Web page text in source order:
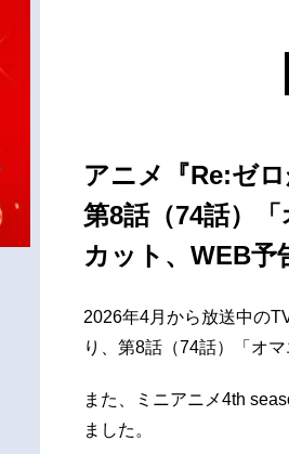
アニメ『Re:ゼ
第8話（74話）
カット、WEB予
2026年4月から放送中の
り、第8話（74話）「オ
また、ミニアニメ4th
ました。